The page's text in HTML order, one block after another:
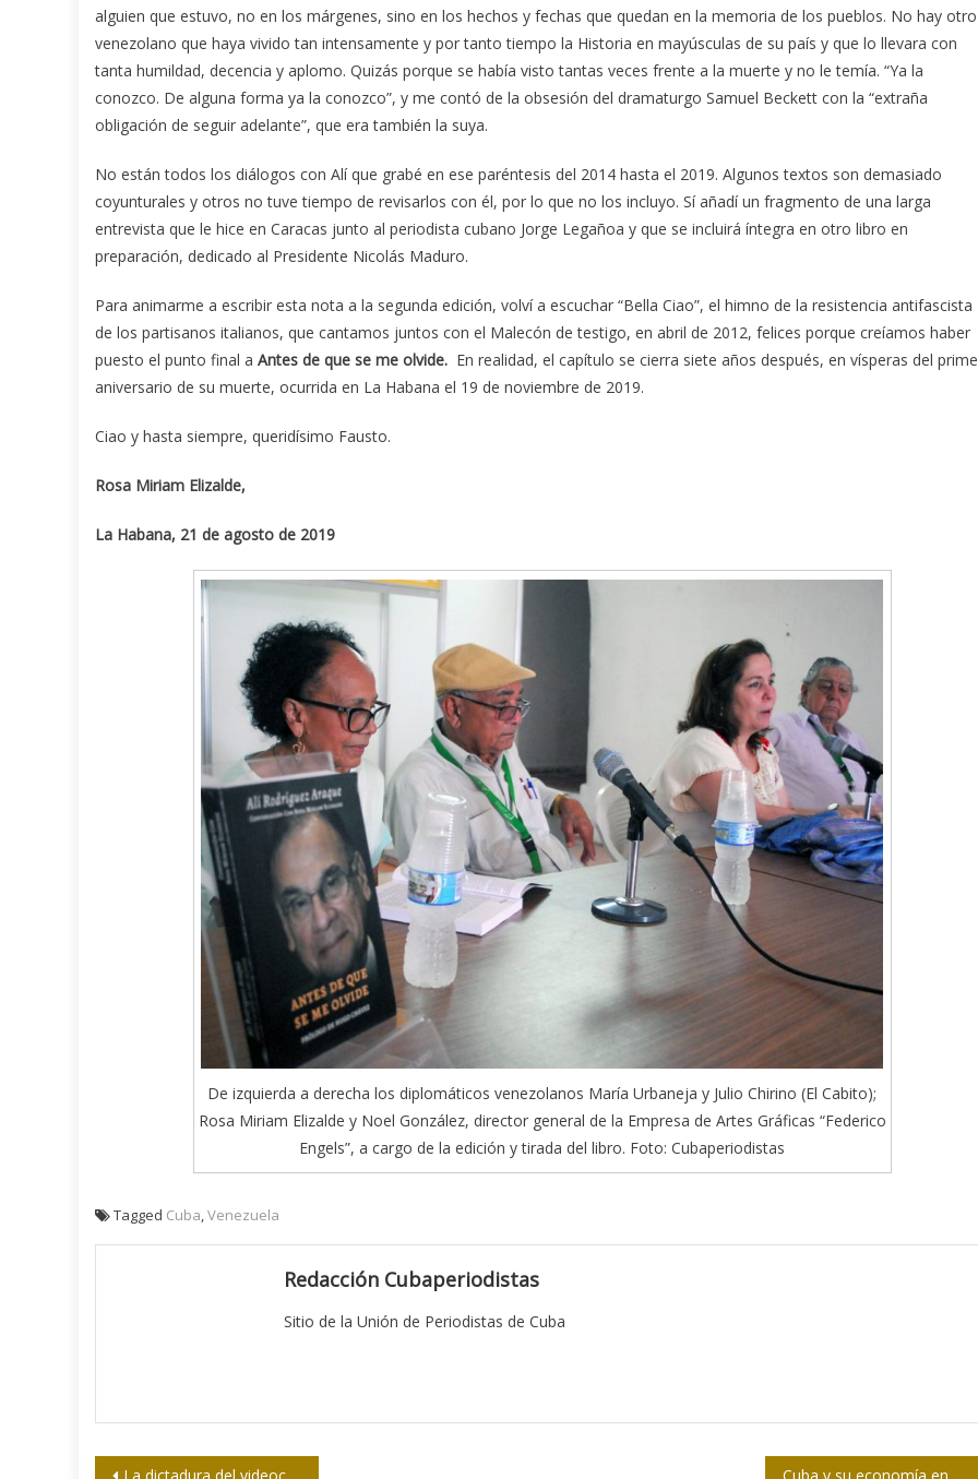
alguien que estuvo, no en los márgenes, sino en los hechos y fechas que quedan en la memoria de los pueblos. No hay otro
venezolano que haya vivido tan intensamente y por tanto tiempo la Historia en mayúsculas de su país y que lo llevara con
tanta humildad, decencia y aplomo. Quizás porque se había visto tantas veces frente a la muerte y no le temía. “Ya la
conozco. De alguna forma ya la conozco”, y me contó de la obsesión del dramaturgo Samuel Beckett con la “extraña
obligación de seguir adelante”, que era también la suya.
No están todos los diálogos con Alí que grabé en ese paréntesis del 2014 hasta el 2019. Algunos textos son demasiado
coyunturales y otros no tuve tiempo de revisarlos con él, por lo que no los incluyo. Sí añadí un fragmento de una larga
entrevista que le hice en Caracas junto al periodista cubano Jorge Legañoa y que se incluirá íntegra en otro libro en
preparación, dedicado al Presidente Nicolás Maduro.
Para animarme a escribir esta nota a la segunda edición, volví a escuchar “Bella Ciao”, el himno de la resistencia antifascista
de los partisanos italianos, que cantamos juntos con el Malecón de testigo, en abril de 2012, felices porque creíamos haber
puesto el punto final a Antes de que se me olvide. En realidad, el capítulo se cierra siete años después, en vísperas del
aniversario de su muerte, ocurrida en La Habana el 19 de noviembre de 2019.
Ciao y hasta siempre, queridísimo Fausto.
Rosa Miriam Elizalde,
La Habana, 21 de agosto de 2019
De izquierda a derecha los diplomáticos venezolanos María Urbaneja y Julio Chirino (El Cabito);
Rosa Miriam Elizalde y Noel González, director general de la Empresa de Artes Gráficas “Federico
Engels”, a cargo de la edición y tirada del libro. Foto: Cubaperiodistas
Tagged Cuba,Venezuela
Redacción Cubaperiodistas
Sitio de la Unión de Periodistas de Cuba